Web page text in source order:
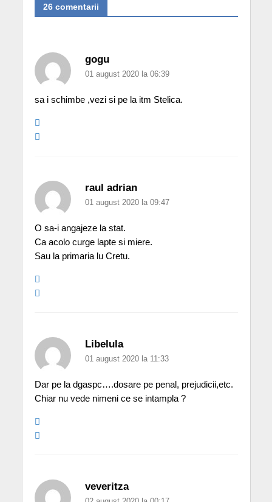
26 comentarii
gogu
01 august 2020 la 06:39
sa i schimbe ,vezi si pe la itm Stelica.
raul adrian
01 august 2020 la 09:47
O sa-i angajeze la stat.
Ca acolo curge lapte si miere.
Sau la primaria lu Cretu.
Libelula
01 august 2020 la 11:33
Dar pe la dgaspc….dosare pe penal, prejudicii,etc.
Chiar nu vede nimeni ce se intampla ?
veveritza